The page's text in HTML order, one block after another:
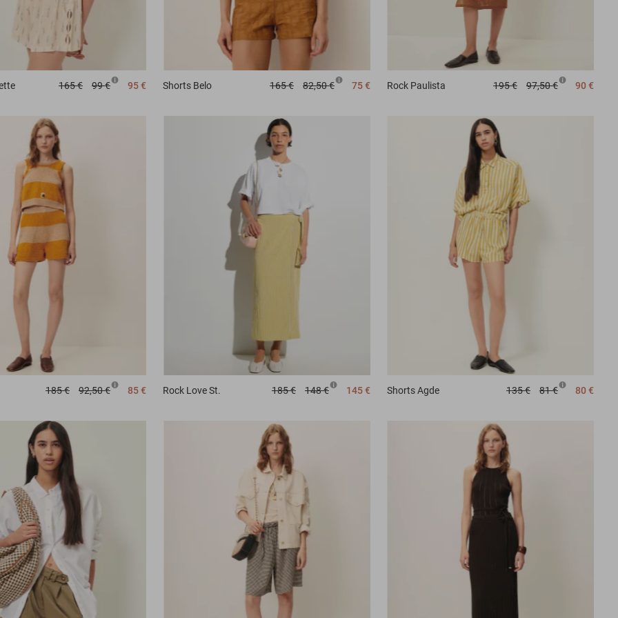
165 € 99 € 95 € Shorts Belo 165 € 82,50 € 75 € Rock Paulista 195 € 97,50 € 90 €
185 € 92,50 € 85 € Rock Love St. 185 € 148 € 145 € Shorts Agde 135 € 81 € 80 €